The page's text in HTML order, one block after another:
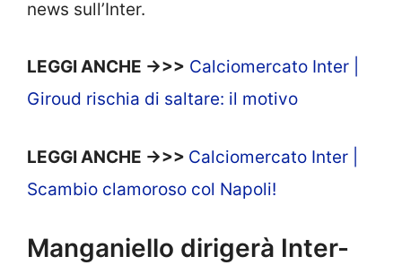
news sull’Inter.
LEGGI ANCHE ->>> Calciomercato Inter |
Giroud rischia di saltare: il motivo
LEGGI ANCHE ->>> Calciomercato Inter |
Scambio clamoroso col Napoli!
Manganiello dirigerà Inter-